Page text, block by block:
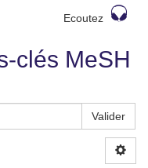
Ecoutez
clés MeSH
Valider